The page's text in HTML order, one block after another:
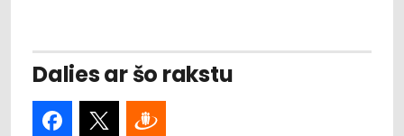
Dalies ar šo rakstu